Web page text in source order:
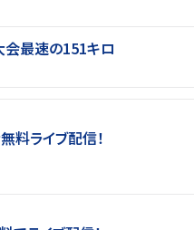
会最速の151キロ
料ライブ配信！